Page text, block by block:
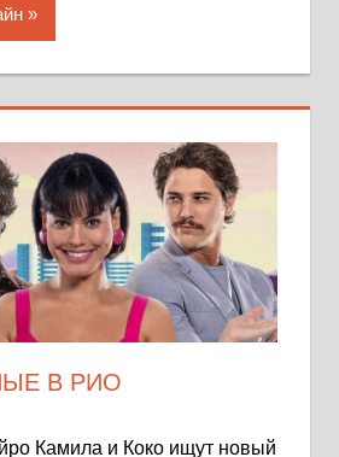
В РИО
Камила и Коко ищут новый